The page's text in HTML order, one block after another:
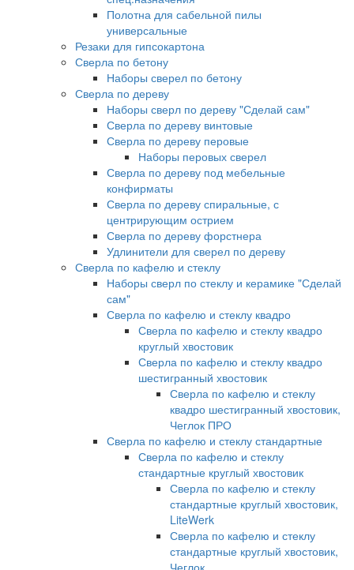
Полотна для сабельной пилы
универсальные
Резаки для гипсокартона
Сверла по бетону
Наборы сверел по бетону
Сверла по дереву
Наборы сверл по дереву "Сделай сам"
Сверла по дереву винтовые
Сверла по дереву перовые
Наборы перовых сверел
Сверла по дереву под мебельные
конфирматы
Сверла по дереву спиральные, с
центрирующим острием
Сверла по дереву форстнера
Удлинители для сверел по дереву
Сверла по кафелю и стеклу
Наборы сверл по стеклу и керамике "Сделай
сам"
Сверла по кафелю и стеклу квадро
Сверла по кафелю и стеклу квадро
круглый хвостовик
Сверла по кафелю и стеклу квадро
шестигранный хвостовик
Сверла по кафелю и стеклу
квадро шестигранный хвостовик,
Чеглок ПРО
Сверла по кафелю и стеклу стандартные
Сверла по кафелю и стеклу
стандартные круглый хвостовик
Сверла по кафелю и стеклу
стандартные круглый хвостовик,
LiteWerk
Сверла по кафелю и стеклу
стандартные круглый хвостовик,
Чеглок